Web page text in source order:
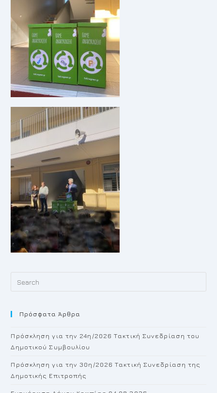
Πρόσφατα Άρθρα
Πρόσκληση για την 24η/2026 Τακτική Συνεδρίαση του
Δημοτικού Συμβουλίου
Πρόσκληση για την 30η/2026 Τακτική Συνεδρίαση της
Δημοτικής Επιτροπής